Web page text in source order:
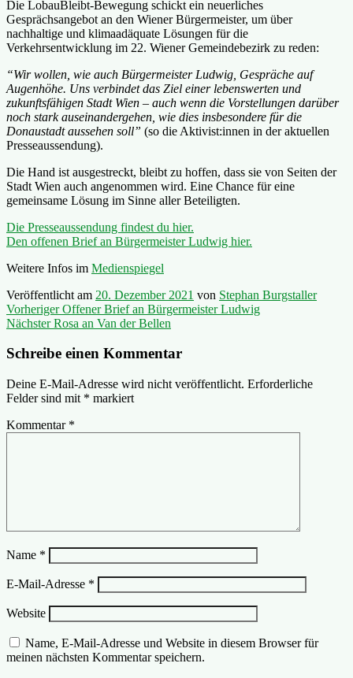
Die LobauBleibt-Bewegung schickt ein neuerliches
Gesprächsangebot an den Wiener Bürgermeister, um über
nachhaltige und klimaadäquate Lösungen für die
Verkehrsentwicklung im 22. Wiener Gemeindebezirk zu reden:
“Wir wollen, wie auch Bürgermeister Ludwig, Gespräche auf
Augenhöhe. Uns verbindet das Ziel einer lebenswerten und
zukunftsfähigen Stadt Wien – auch wenn die Vorstellungen darüber
noch stark auseinandergehen, wie dies insbesondere für die
Donaustadt aussehen soll” (so die Aktivist:innen in der aktuellen
Presseaussendung).
Die Hand ist ausgestreckt, bleibt zu hoffen, dass sie von Seiten der
Stadt Wien auch angenommen wird. Eine Chance für eine
gemeinsame Lösung im Sinne aller Beteiligten.
Die Presseaussendung findest du hier.
Den offenen Brief an Bürgermeister Ludwig hier.
Weitere Infos im Medienspiegel
Veröffentlicht am 20. Dezember 2021 von Stephan Burgstaller
Beitragsnavigation
Vorheriger Vorheriger
Beitrag:
Offener Brief an Bürgermeister Ludwig
Nächster Nächster
Rosa an Van der Bellen
Schreibe einen Kommentar
Deine E-Mail-Adresse wird nicht veröffentlicht. Erforderliche
Felder sind mit * markiert
Kommentar *
Name *
E-Mail-Adresse *
Website
Name, E-Mail-Adresse und Website in diesem Browser für
meinen nächsten Kommentar speichern.